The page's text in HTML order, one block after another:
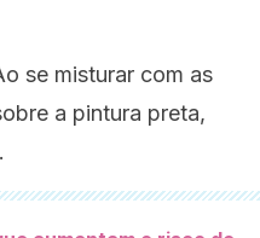
se misturar com as
a pintura preta,